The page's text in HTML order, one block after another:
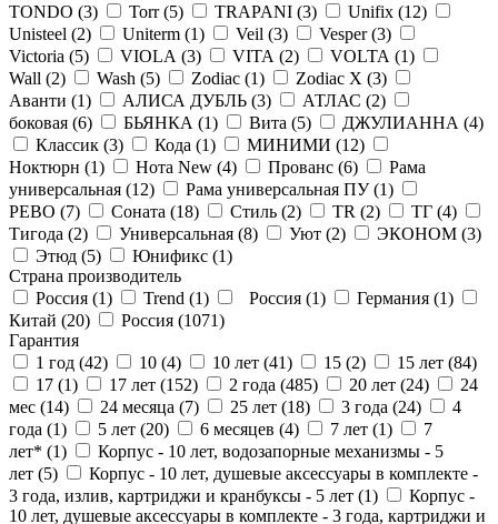
TONDO (3) Torr (5) TRAPANI (3) Unifix (12)
Unisteel (2) Uniterm (1) Veil (3) Vesper (3)
Victoria (5) VIOLA (3) VITA (2) VOLTA (1)
Wall (2) Wash (5) Zodiac (1) Zodiac X (3)
Аванти (1) АЛИСА ДУБЛЬ (3) АТЛАС (2)
боковая (6) БЬЯНКА (1) Вита (5) ДЖУЛИАННА (4)
Классик (3) Кода (1) МИНИМИ (12)
Ноктюрн (1) Нота New (4) Прованс (6)
Рама
универсальная (12) Рама универсальная ПУ (1)
РЕВО (7) Соната (18) Стиль (2) ТR (2) ТГ (4)
Тигода (2) Универсальная (8) Уют (2) ЭКОНОМ (3)
Этюд (5) Юнификс (1)
Страна производитель
Россия (1) Trend (1) Россия (1) Германия (1)
Китай (20) Россия (1071)
Гарантия
1 год (42) 10 (4) 10 лет (41) 15 (2) 15 лет (84)
17 (1) 17 лет (152) 2 года (485) 20 лет (24)
24
мес (14) 24 месяца (7) 25 лет (18) 3 года (24)
4
года (1) 5 лет (20) 6 месяцев (4) 7 лет (1)
7
лет* (1)
Корпус - 10 лет, водозапорные механизмы - 5
лет (5)
Корпус - 10 лет, душевые аксессуары в комплекте -
3 года, излив, картриджи и кранбуксы - 5 лет (1)
Корпус -
10 лет, душевые аксессуары в комплекте - 3 года, картриджи и